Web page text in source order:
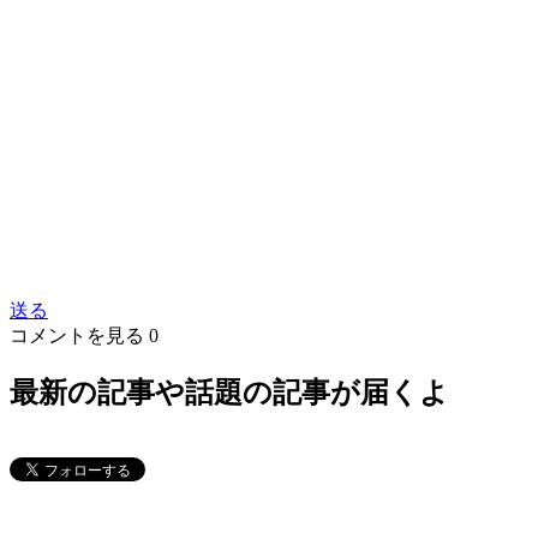
送る
コメントを見る 0
最新の記事や話題の記事が届くよ